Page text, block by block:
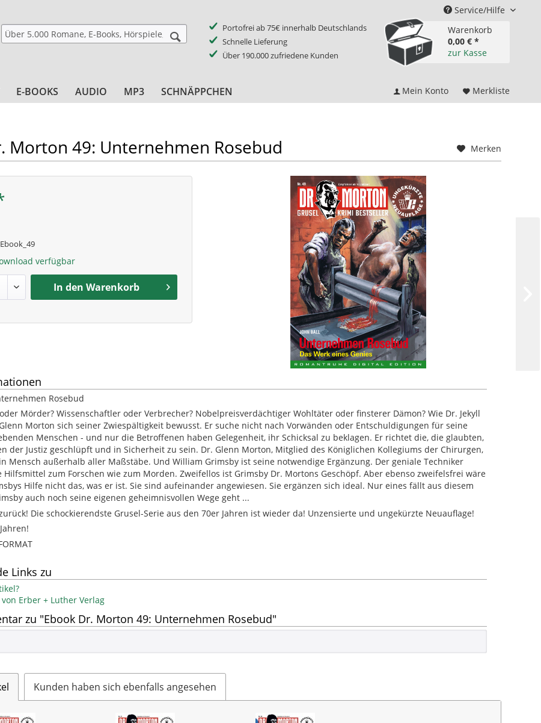
Service/Hilfe
Portofrei ab 75€ innerhalb Deutschlands
Schnelle Lieferung
Über 190.000 zufriedene Kunden
Warenkorb
0,00 € *
zur Kasse
E-BOOKS AUDIO MP3 SCHNÄPPCHEN Mein Konto Merkliste
Merken
Morton 49: Unternehmen Rosebud
verfügbar
In den Warenkorb
Rosebud
Mörder? Wissenschaftler oder Verbrecher? Nobelpreisverdächtiger Wohltäter oder finsterer Dämon? Wie Dr. Jekyll
Morton sich seiner Zwiespältigkeit bewusst. Er suche nicht nach Vorwänden oder Entschuldigungen für seine
Menschen - und nur die Betroffenen haben Gelegenheit, ihr Schicksal zu beklagen. Er richtet die, die glaubten,
der Justiz geschlüpft und in Sicherheit zu sein. Dr. Glenn Morton, Mitglied des Königlichen Kollegiums der Chirurgen,
Mensch außerhalb aller Maßstäbe. Und William Grimsby ist seine notwendige Ergänzung. Der geniale Techniker
zum Forschen wie zum Morden. Zweifellos ist Grimsby Dr. Mortons Geschöpf. Aber ebenso zweifelsfrei wäre
Hilfe nicht das, was er ist. Sie sind aufeinander angewiesen. Sie ergänzen sich ideal. Nur eines fällt aus diesem
auch noch seine eigenen geheimnisvollen Wege geht ...
Die schockierendste Grusel-Serie aus den 70er Jahren ist wieder da! Unzensierte und ungekürzte Neuauflage!
Links zu
Erber + Luther Verlag
zu "Ebook Dr. Morton 49: Unternehmen Rosebud"
Kunden haben sich ebenfalls angesehen